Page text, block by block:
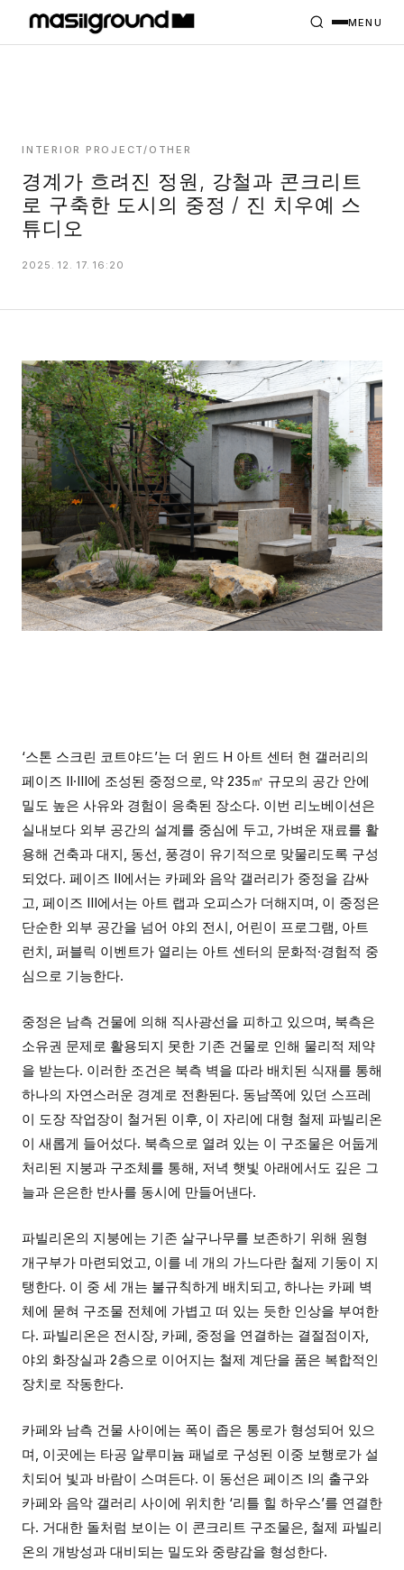
PROJECTS
MASILWIDE
MENU
INTERIOR PROJECT/OTHER
경계가 흐려진 정원, 강철과 콘크리트
로 구축한 도시의 중정 / 진 치우예 스
튜디오
2025. 12. 17. 16:20
‘스톤 스크린 코트야드’는 더 윈드 H 아트 센터 현 갤러리의
페이즈 II·III에 조성된 중정으로, 약 235㎡ 규모의 공간 안에
밀도 높은 사유와 경험이 응축된 장소다. 이번 리노베이션은
실내보다 외부 공간의 설계를 중심에 두고, 가벼운 재료를 활
용해 건축과 대지, 동선, 풍경이 유기적으로 맞물리도록 구성
되었다. 페이즈 II에서는 카페와 음악 갤러리가 중정을 감싸
고, 페이즈 III에서는 아트 랩과 오피스가 더해지며, 이 중정은
단순한 외부 공간을 넘어 야외 전시, 어린이 프로그램, 아트
런치, 퍼블릭 이벤트가 열리는 아트 센터의 문화적·경험적 중
심으로 기능한다.
중정은 남측 건물에 의해 직사광선을 피하고 있으며, 북측은
소유권 문제로 활용되지 못한 기존 건물로 인해 물리적 제약
을 받는다. 이러한 조건은 북측 벽을 따라 배치된 식재를 통해
하나의 자연스러운 경계로 전환된다. 동남쪽에 있던 스프레
이 도장 작업장이 철거된 이후, 이 자리에 대형 철제 파빌리온
이 새롭게 들어섰다. 북측으로 열려 있는 이 구조물은 어둡게
처리된 지붕과 구조체를 통해, 저녁 햇빛 아래에서도 깊은 그
늘과 은은한 반사를 동시에 만들어낸다.
파빌리온의 지붕에는 기존 살구나무를 보존하기 위해 원형
개구부가 마련되었고, 이를 네 개의 가느다란 철제 기둥이 지
탱한다. 이 중 세 개는 불규칙하게 배치되고, 하나는 카페 벽
체에 묻혀 구조물 전체에 가볍고 떠 있는 듯한 인상을 부여한
다. 파빌리온은 전시장, 카페, 중정을 연결하는 결절점이자,
야외 화장실과 2층으로 이어지는 철제 계단을 품은 복합적인
장치로 작동한다.
카페와 남측 건물 사이에는 폭이 좁은 통로가 형성되어 있으
며, 이곳에는 타공 알루미늄 패널로 구성된 이중 보행로가 설
치되어 빛과 바람이 스며든다. 이 동선은 페이즈 I의 출구와
카페와 음악 갤러리 사이에 위치한 ‘리틀 힐 하우스’를 연결한
다. 거대한 돌처럼 보이는 이 콘크리트 구조물은, 철제 파빌리
온의 개방성과 대비되는 밀도와 중량감을 형성한다.